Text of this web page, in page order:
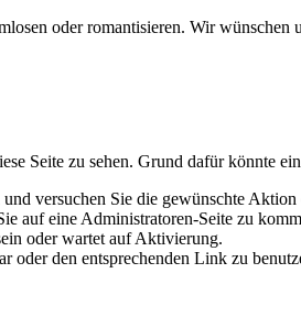
oder romantisieren. Wir
Seite zu sehen. Grund dafür könnte
versuchen Sie die gewünschte Aktion
auf eine Administratoren-Seite zu
oder wartet auf Aktivierung.
oder den entsprechenden Link zu